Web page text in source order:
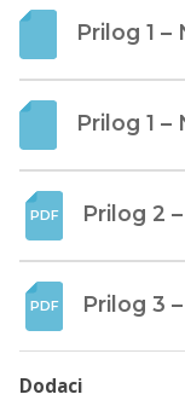
Prilog 1
Prilog 1 –
Prilog 2
Prilog 3
Dodaci